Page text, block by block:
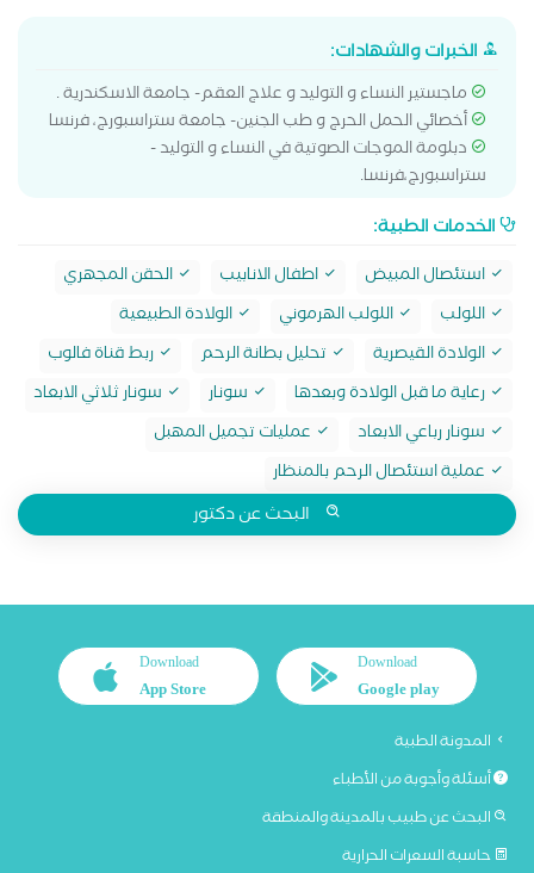
الخبرات والشهادات:
ماجستير النساء و التوليد و علاج العقم- جامعة الاسكندرية .
أخصائي الحمل الحرج و طب الجنين- جامعة ستراسبورج، فرنسا
دبلومة الموجات الصوتية في النساء و التوليد -
ستراسبورج،فرنسا.
الخدمات الطبية:
استئصال المبيض اطفال الانابيب
الحقن المجهري
اللولب
اللولب الهرموني
الولادة الطبيعية
الولادة القيصرية
تحليل بطانة الرحم
ربط قناة فالوب
رعاية ما قبل الولادة وبعدها
سونار
سونار ثلاثي الابعاد
سونار رباعي الابعاد
عمليات تجميل المهبل
عملية استئصال الرحم بالمنظار
البحث عن دكتور
Download
Google play
Download
App Store
المدونة الطبية
أسئلة وأجوبة من الأطباء
البحث عن طبيب بالمدينة والمنطقة
حاسبة السعرات الحرارية